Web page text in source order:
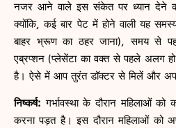
नजर आने वाले इस संकेत पर ध्यान देने की
क्योंकि, कई बार पेट में होने वाली यह
बाहर भ्रूण का ठहर जाना), समय से
एब्रप्शन (प्लेसेंटा का वक्त से पहले अलग हो
है। ऐसे में आप तुरंत डॉक्टर से मिलें और
निष्कर्ष:गर्भावस्था के दौरान महिलाओं
करना पड़त है। इस दौरान महिलाओं को